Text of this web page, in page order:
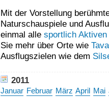
Mit der Vorstellung
Naturschauspiele und
einmal alle sportlich Aktiven
Sie mehr über Orte wie
Ausflugszielen wie dem
2011
Januar Februar März April Mai